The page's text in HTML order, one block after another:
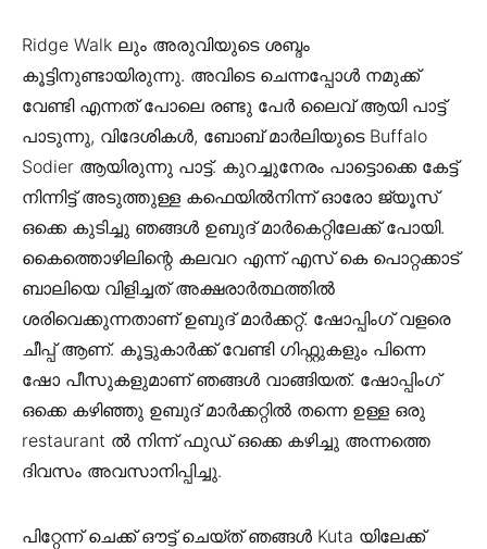
Ridge Walk ലും അരുവിയുടെ ശബ്ദം
കൂട്ടിനുണ്ടായിരുന്നു. അവിടെ ചെന്നപ്പോള്‍ നമുക്ക്
വേണ്ടി എന്നത് പോലെ രണ്ടു പേര്‍ ലൈവ് ആയി പാട്ട്
പാടുന്നു, വിദേശികള്‍, ബോബ് മാര്‍ലിയുടെ Buffalo
Sodier ആയിരുന്നു പാട്ട്. കുറച്ചുനേരം പാട്ടൊക്കെ കേട്ട്
നിന്നിട്ട് അടുത്തുള്ള കഫെയില്‍നിന്ന് ഓരോ ജ്യൂസ്‌
ഒക്കെ കുടിച്ചു ഞങ്ങള്‍ ഉബുദ് മാര്‍കെറ്റിലേക്ക് പോയി.
കൈത്തൊഴിലിന്റെ കലവറ എന്ന് എസ് കെ പൊറ്റക്കാട്
ബാലിയെ വിളിച്ചത് അക്ഷരാര്‍ത്ഥത്തില്‍
ശരിവെക്കുന്നതാണ് ഉബുദ് മാര്‍ക്കറ്റ്‌. ഷോപ്പിംഗ്‌ വളരെ
ചീപ്പ്‌ ആണ്. കൂട്ടുകാര്‍ക്ക് വേണ്ടി ഗിഫ്റ്റുകളും പിന്നെ
ഷോ പീസുകളുമാണ് ഞങ്ങള്‍ വാങ്ങിയത്. ഷോപ്പിംഗ്‌
ഒക്കെ കഴിഞ്ഞു ഉബുദ് മാര്‍ക്കറ്റില്‍ തന്നെ ഉള്ള ഒരു
restaurant ല്‍ നിന്ന് ഫുഡ്‌ ഒക്കെ കഴിച്ചു അന്നത്തെ
ദിവസം അവസാനിപ്പിച്ചു.
പിറ്റേന്ന് ചെക്ക് ഔട്ട്‌ ചെയ്ത് ഞങ്ങള്‍ Kuta യിലേക്ക്